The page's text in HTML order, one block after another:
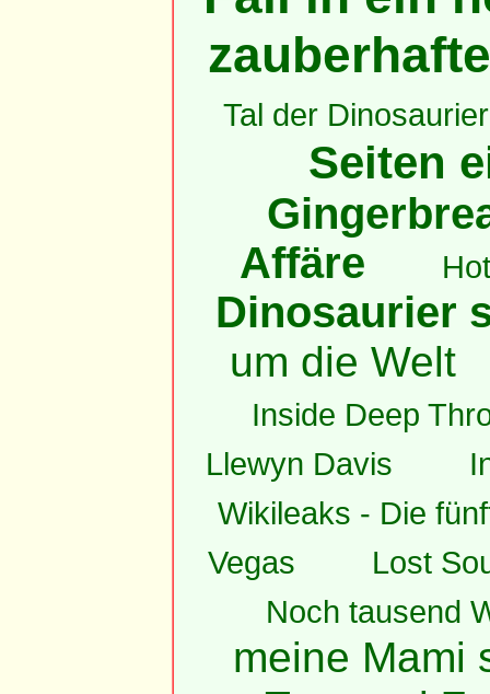
Tal der Dinosaurier
Seiten
Affäre
Dinosaurier
um die Welt
Inside Deep
Llewyn Davis
Wikileaks - Die
Vegas
Lost
Noch tausend
meine Mami